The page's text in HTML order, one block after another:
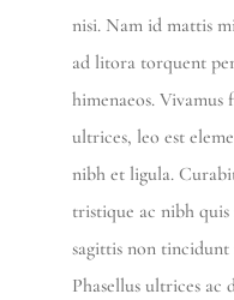
nisi. Nam id mattis
ad litora torquent
himenaeos. Vivamus
ultrices, leo est
nibh et ligula.
tristique ac nibh
sagittis non
Phasellus ultrices